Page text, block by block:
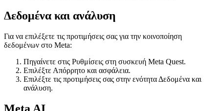
Δεδομένα και ανάλυση
Για να επιλέξετε τις προτιμήσεις σας για την κοινοποίηση
δεδομένων στο Meta:
Πηγαίνετε στις Ρυθμίσεις στη συσκευή Meta Quest.
Επιλέξτε Απόρρητο και ασφάλεια.
Επιλέξτε τις προτιμήσεις σας στην ενότητα Δεδομένα και
ανάλυση.